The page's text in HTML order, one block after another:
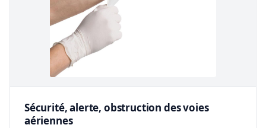
Sécurité, alerte, obstruction des voies
aériennes